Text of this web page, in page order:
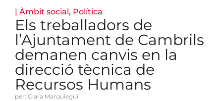
| Àmbit social, Política
Els treballadors de
l’Ajuntament de Cambrils
demanen canvis en la
direcció tècnica de
Recursos Humans
per: Clara Marquiegui